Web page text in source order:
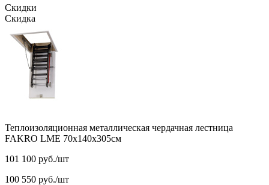
Скидки
Скидка
Теплоизоляционная металлическая чердачная лестница
FAKRO LME 70х140х305см
101 100 руб./шт
100 550 руб./шт